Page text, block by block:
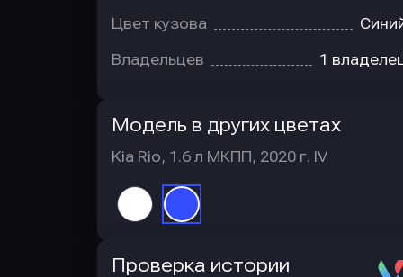
Цвет кузова
Владельцев 1
Модель в других цветах
Kia Rio, 1.6 л МКПП, 2020 г. IV
Проверка истории